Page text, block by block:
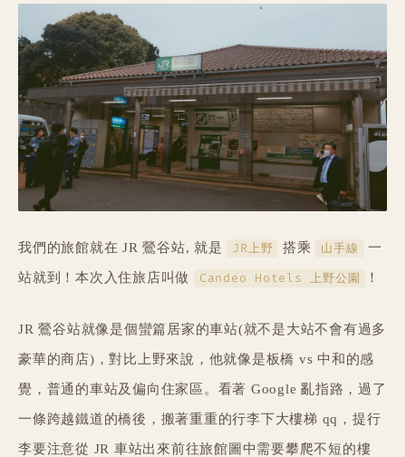
我們的旅館就在 JR 鶯谷站, 就是 JR上野 搭乘 山手線 一
站就到！本次入住旅店叫做 Candeo Hotels 上野公園 ！
JR 鶯谷站就像是個蠻篇居家的車站(就不是大站不會有過多
豪華的商店)，對比上野來說，他就像是板橋 vs 中和的感
覺，普通的車站及偏向住家區。看著 Google 亂指路，過了
一條跨越鐵道的橋後，搬著重重的行李下大樓梯 qq，提行
李要注意從 JR 車站出來前往旅館圖中需要攀爬不短的樓